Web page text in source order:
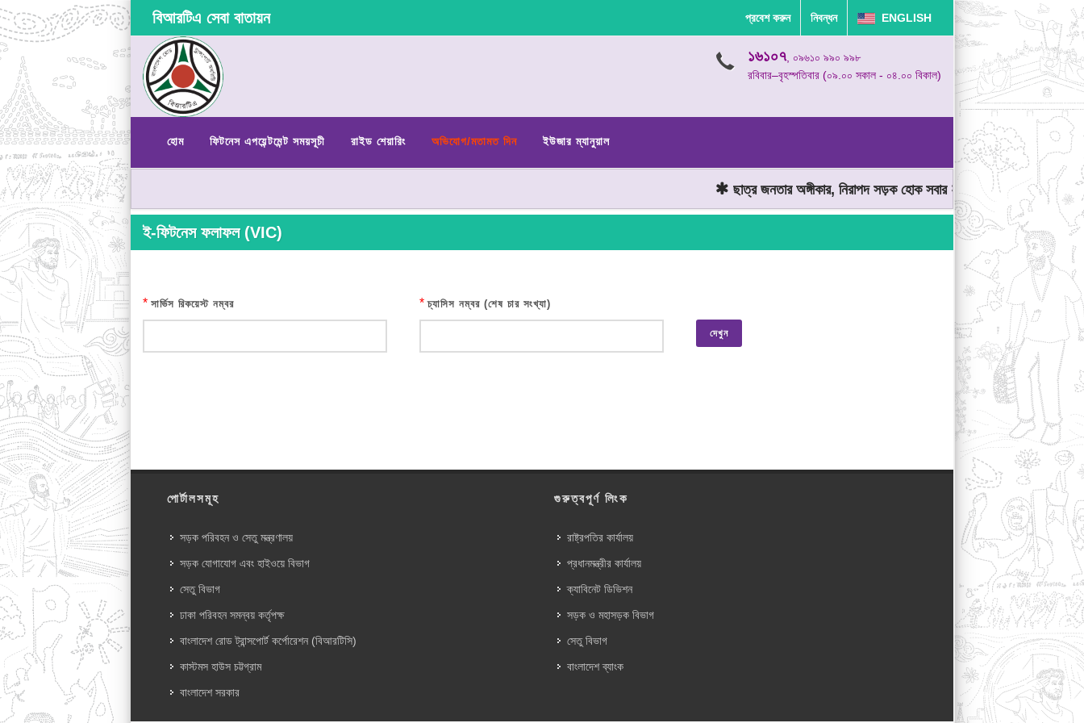
বিআরটিএ সেবা বাতায়ন প্রবেশ করুন নিবন্ধন ENGLISH
১৬১০৭, ০৯৬১০ ৯৯০ ৯৯৮
রবিবার–বৃহস্পতিবার (০৯.০০ সকাল - ০৪.০০ বিকাল)
হোম ফিটনেস এপয়েন্টমেন্ট সময়সূচী রাইড শেয়ারিং অভিযোগ/মতামত দিন ইউজার ম্যানুয়াল
ছাত্র জনতার অঙ্গীকার, নিরাপদ সড়ক হোক সবার মোটরযান চালানোর সময়
ই-ফিটনেস ফলাফল (VIC)
* সার্ভিস রিকয়েস্ট নম্বর * চ্যাসিস নম্বর (শেষ চার সংখ্যা)
দেখুন
পোর্টালসমূহ
সড়ক পরিবহন ও সেতু মন্ত্রণালয়
সড়ক যোগাযোগ এবং হাইওয়ে বিভাগ
সেতু বিভাগ
ঢাকা পরিবহন সমন্বয় কর্তৃপক্ষ
বাংলাদেশ রোড ট্রান্সপোর্ট কর্পোরেশন (বিআরটিসি)
কাস্টমস হাউস চট্টগ্রাম
বাংলাদেশ সরকার
গুরুত্বপূর্ণ লিংক
রাষ্ট্রপতির কার্যালয়
প্রধানমন্ত্রীর কার্যালয়
ক্যাবিনেট ডিভিশন
সড়ক ও মহাসড়ক বিভাগ
সেতু বিভাগ
বাংলাদেশ ব্যাংক